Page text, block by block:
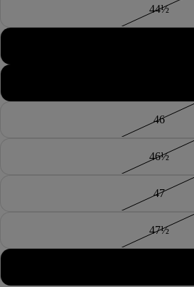
44½
46
46½
47
47½